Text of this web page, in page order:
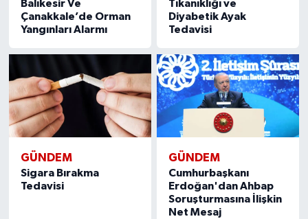
Balıkesir Ve
Çanakkale’de Orman
Yangınları Alarmı
Tıkanıklığı ve
Diyabetik Ayak
Tedavisi
GÜNDEM
Sigara Bırakma
Tedavisi
GÜNDEM
Cumhurbaşkanı
Erdoğan'dan Ahbap
Soruşturmasına İlişkin
Net Mesaj